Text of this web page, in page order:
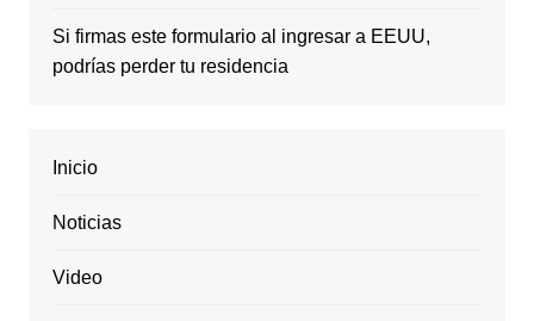
Si firmas este formulario al ingresar a EEUU,
podrías perder tu residencia
Inicio
Noticias
Video